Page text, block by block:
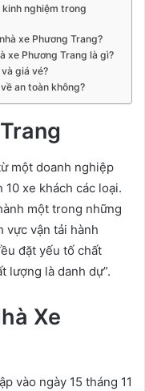
kinh nghiệm trong
xe Phương Trang?
xe Phương Trang là gì?
giá vé?
an toàn không?
một doanh nghiệp
xe khách các loại.
một trong những
vận tải hành
đặt yếu tố chất
lượng là danh dự”.
Xe
vào ngày 15 tháng 11